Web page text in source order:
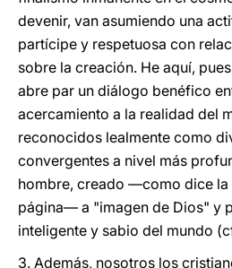
devenir, van asumiendo una
partícipe y respetuosa con
sobre la creación. He aquí,
abre par un diálogo benéfico
acercamiento a la realidad del
reconocidos lealmente como
convergentes a nivel más
hombre, creado —como dice la
página— a "imagen de Dios" y
inteligente y sabio del mundo
3. Además, nosotros los